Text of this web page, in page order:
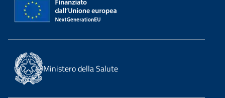
Ministero della Salute